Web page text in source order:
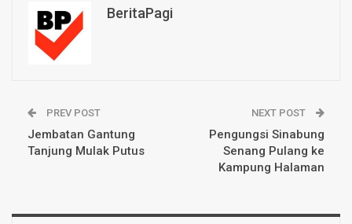
BeritaPagi
PREV POST
Jembatan Gantung
Tanjung Mulak Putus
NEXT POST
Pengungsi Sinabung
Senang Pulang ke
Kampung Halaman